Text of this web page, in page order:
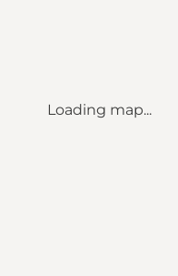
Loading map...